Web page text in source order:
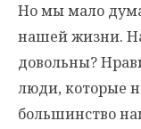
Но мы мало
нашей жизни.
довольны?
люди, которые
большинство